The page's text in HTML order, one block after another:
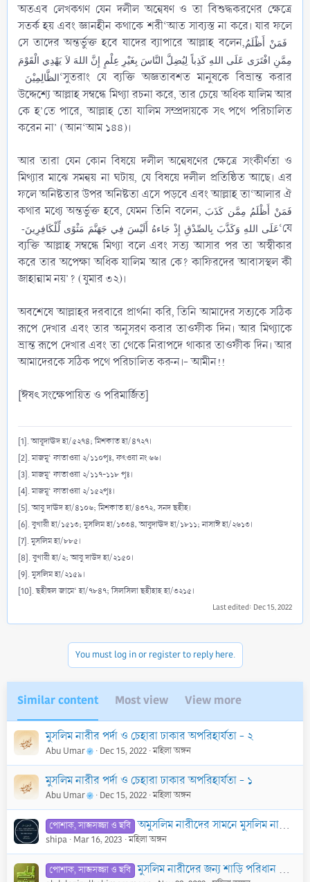
অতএব লেখকগণ যেন দলীল অন্বেষণ ও তা বিশুদ্ধকরণের ক্ষেত্রে
সতর্ক হয় এবং জ্ঞানহীন কথাকে শরী‘আত সাব্যস্ত না করে। যার ফলে
সে তাদের অন্তর্ভুক্ত হবে যাদের ব্যাপারে আল্লাহ বলেন, فَمَنْ أَظْلَمُ
مِمَّنِ افْتَرَى عَلَى اللهِ كَذِباً لِيُضِلَّ النَّاسَ بِغَيْرِ عِلْمٍ إِنَّ اللهَ لاَ يَهْدِي الْقَوْمَ
الظَّالِمِيْنَ ‘সুতরাং যে ব্যক্তি অজ্ঞতাবশত মানুষকে বিভ্রান্ত করার
উদ্দেশ্যে আল্লাহ সম্বন্ধে মিথ্যা রচনা করে, তার চেয়ে অধিক যালিম আর
কে হ’তে পারে, আল্লাহ তো যালিম সম্প্রদায়কে সৎ পথে পরিচালিত
করেন না’ (আন‘আম ১৪৪)।
আর তারা যেন কোন বিষয়ে দলীল অন্বেষণের ক্ষেত্রে সংকীর্ণতা ও
মিথ্যার মাঝে সমন্বয় না ঘটায়, যে বিষয়ে দলীল প্রতিষ্ঠিত আছে। এর
ফলে অনিষ্টতার উপর অনিষ্টতা এসে পড়বে এবং আল্লাহ তা‘আলার ঐ
কথার মধ্যে অন্তর্ভুক্ত হবে, যেমন তিনি বলেন, فَمَنْ أَظْلَمُ مِمَّن كَذَبَ
عَلَى اللهِ وَكَذَّبَ بِالصِّدْقِ إِذْ جَاءهُ أَلَيْسَ فِي جَهَنَّمَ مَثْوًى لِّلْكَافِرِينَ-‘যে
ব্যক্তি আল্লাহ সম্বন্ধে মিথ্যা বলে এবং সত্য আসার পর তা অস্বীকার
করে তার অপেক্ষা অধিক যালিম আর কে? কাফিরদের আবাসস্থল কী
জাহান্নাম নয়’? (যুমার ৩২)।
অবশেষে আল্লাহর দরবারে প্রার্থনা করি, তিনি আমাদের সত্যকে সঠিক
রূপে দেখার এবং তার অনুসরণ করার তাওফীক দিন। আর মিথ্যাকে
ভ্রান্ত রূপে দেখার এবং তা থেকে নিরাপদে থাকার তাওফীক দিন। আর
আমাদেরকে সঠিক পথে পরিচালিত করুন।- আমীন!!
[ঈষৎ সংক্ষেপায়িত ও পরিমার্জিত]​
[1]. আবূদাঊদ হা/৫২৭৪; মিশকাত হা/৪৭২৭।
[2]. মাজমূ‘ ফাতাওয়া ২/১১০পৃঃ, ফৎওয়া নং ৬৬।
[3]. মাজমূ‘ ফাতাওয়া ২/১১৭-১১৮ পৃঃ।
[4]. মাজমূ‘ ফাতাওয়া ২/১৫২পৃঃ।
[5]. আবু দাঊদ হা/৪১০৬; মিশকাত হা/৪৩৭২, সনদ ছহীহ।
[6]. বুখারী হা/১৫১৩; মুসলিম হা/১৩৩৪, আবুদাঊদ হা/১৮১১; নাসাঈ হা/২৬১৩।
[7]. মুসলিম হা/৮৮৫।
[8]. বুখারী হা/২; আবু দাউদ হা/২১৫০।
[9]. মুসলিম হা/২১৫৯।
[10]. ছহীহুল জামে‘ হা/৭৮৪৭; সিলসিলা ছহীহাহ হা/৩২১৫।
Last edited: Dec 15, 2022
You must log in or register to reply here.
Similar content Most view View more
মুসলিম নারীর পর্দা ও চেহারা ঢাকার অপরিহার্যতা - ২
Abu Umar Dec 15, 2022 মহিলা অঙ্গন
মুসলিম নারীর পর্দা ও চেহারা ঢাকার অপরিহার্যতা - ১
Abu Umar Dec 15, 2022 মহিলা অঙ্গন
পোশাক, সাজসজ্জা ও ছবি অমুসলিম নারীদের সামনে মুসলিম নারীদের জন্য কতটুকু পর্দা করা আবশ্যক?
shipa Mar 16, 2023 মহিলা অঙ্গন
পোশাক, সাজসজ্জা ও ছবি মুসলিম নারীদের জন্য শাড়ি পরিধান করার বিধান কি? শাড়ি পরিধান করা কি হারাম? বিস্তারিত যানতে চাই।